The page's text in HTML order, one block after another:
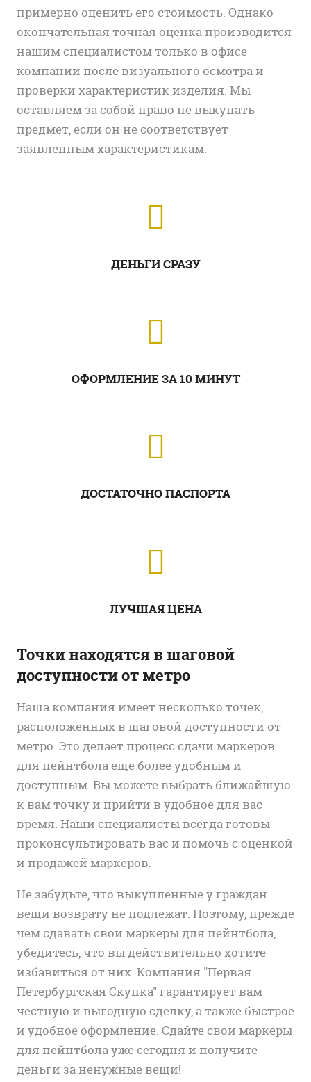
примерно оценить его стоимость. Однако
окончательная точная оценка производится
нашим специалистом только в офисе
компании после визуального осмотра и
проверки характеристик изделия. Мы
оставляем за собой право не выкупать
предмет, если он не соответствует
заявленным характеристикам.
ДЕНЬГИ СРАЗУ
ОФОРМЛЕНИЕ ЗА 10 МИНУТ
ДОСТАТОЧНО ПАСПОРТА
ЛУЧШАЯ ЦЕНА
Точки находятся в шаговой
доступности от метро
Наша компания имеет несколько точек,
расположенных в шаговой доступности от
метро. Это делает процесс сдачи маркеров
для пейнтбола еще более удобным и
доступным. Вы можете выбрать ближайшую
к вам точку и прийти в удобное для вас
время. Наши специалисты всегда готовы
проконсультировать вас и помочь с оценкой
и продажей маркеров.
Не забудьте, что выкупленные у граждан
вещи возврату не подлежат. Поэтому, прежде
чем сдавать свои маркеры для пейнтбола,
убедитесь, что вы действительно хотите
избавиться от них. Компания "Первая
Петербургская Скупка" гарантирует вам
честную и выгодную сделку, а также быстрое
и удобное оформление. Сдайте свои маркеры
для пейнтбола уже сегодня и получите
деньги за ненужные вещи!